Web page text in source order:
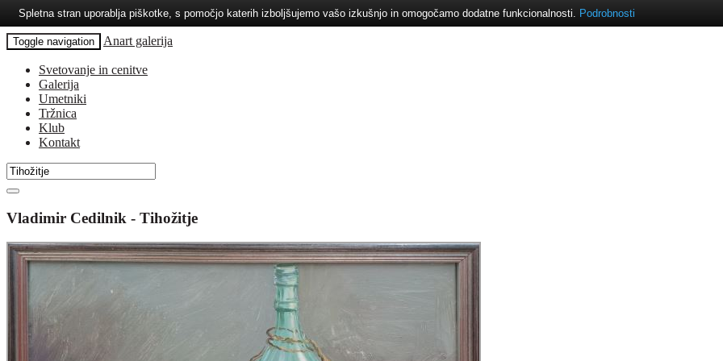
Toggle navigation Anart galerija
Svetovanje in cenitve
Galerija
Umetniki
Tržnica
Klub
Kontakt
Vladimir Cedilnik - Tihožitje
Spletna stran uporablja piškotke, s pomočjo katerih izboljšujemo vašo izkušnjo in omogočamo dodatne funkcionalnosti. Podrobnosti